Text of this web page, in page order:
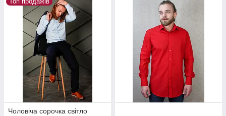
Чоловіча сорочка світло